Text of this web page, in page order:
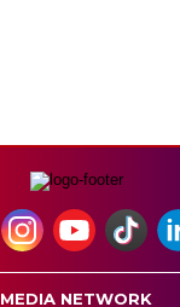
MEDIA NETWORK